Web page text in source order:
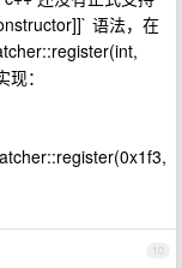
语法，在
：
10